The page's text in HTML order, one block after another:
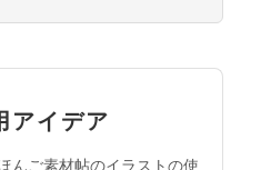
アイデア
んご素材帖のイラストの使